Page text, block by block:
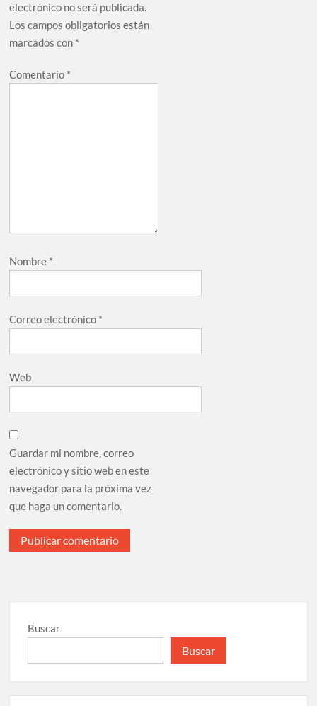
electrónico no será publicada.
Los campos obligatorios están
marcados con *
Comentario *
Nombre *
Correo electrónico *
Web
Guardar mi nombre, correo
electrónico y sitio web en este
navegador para la próxima vez
que haga un comentario.
Buscar
Buscar